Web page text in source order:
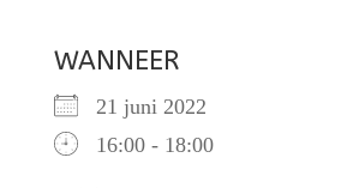
WANNEER
21 juni 2022
16:00 - 18:00